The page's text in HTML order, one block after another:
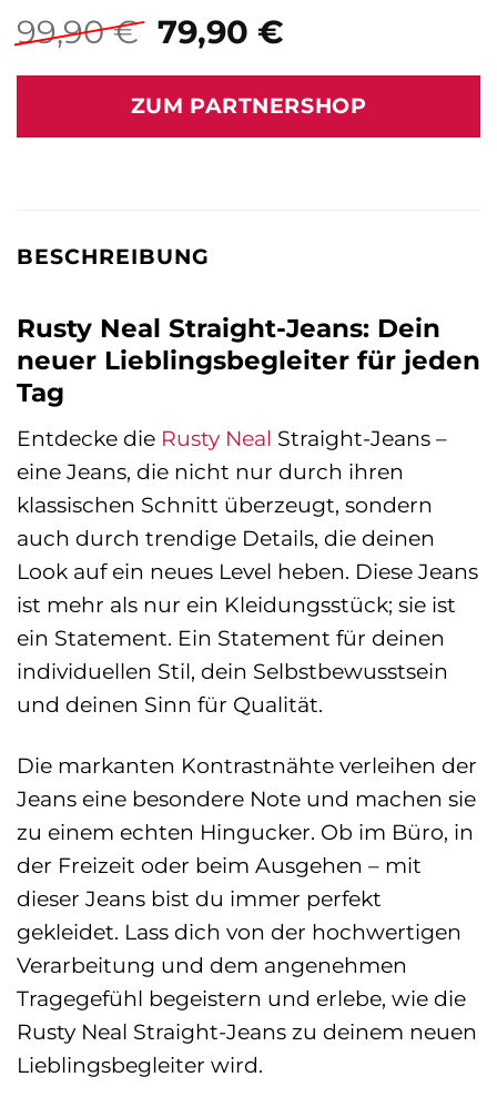
99,90€ Ursprünglicher
Preis
war:
99,90 €
79,90 €Aktueller
ist:
79,90 €.
ZUM PARTNERSHOP
BESCHREIBUNG
Rusty Neal Straight-Jeans: Dein
neuer Lieblingsbegleiter für jeden
Tag
Entdecke die Rusty Neal Straight-Jeans –
eine Jeans, die nicht nur durch ihren
klassischen Schnitt überzeugt, sondern
auch durch trendige Details, die deinen
Look auf ein neues Level heben. Diese Jeans
ist mehr als nur ein Kleidungsstück; sie ist
ein Statement. Ein Statement für deinen
individuellen Stil, dein Selbstbewusstsein
und deinen Sinn für Qualität.
Die markanten Kontrastnähte verleihen der
Jeans eine besondere Note und machen sie
zu einem echten Hingucker. Ob im Büro, in
der Freizeit oder beim Ausgehen – mit
dieser Jeans bist du immer perfekt
gekleidet. Lass dich von der hochwertigen
Verarbeitung und dem angenehmen
Tragegefühl begeistern und erlebe, wie die
Rusty Neal Straight-Jeans zu deinem neuen
Lieblingsbegleiter wird.